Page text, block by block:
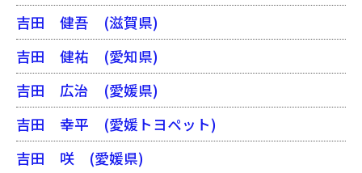
吉田 健吾 (滋賀県)
吉田 健祐 (愛知県)
吉田 広治 (愛媛県)
吉田 幸平 (愛媛トヨペット)
吉田 咲(愛媛県)